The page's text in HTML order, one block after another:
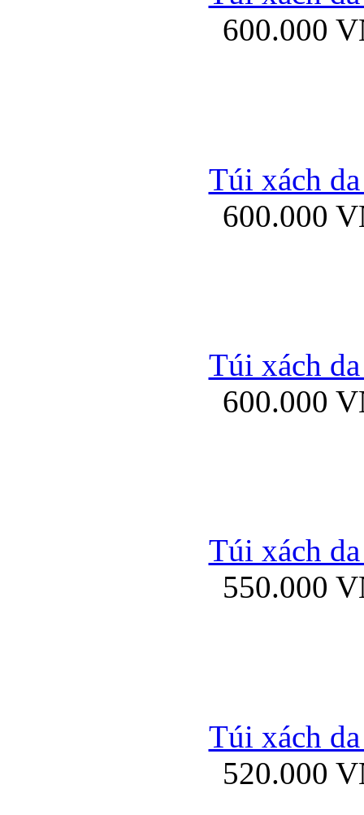
Bao da iPhone 5
Bao da iPad
600.000
Túi xách
600.000
Túi xách
600.000
Túi xách
550.000
Túi xách
520.000